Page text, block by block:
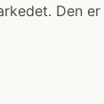
Den